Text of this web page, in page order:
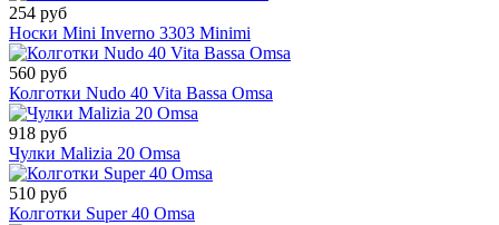
254 руб
Носки Mini Inverno 3303 Minimi
560 руб
Колготки Nudo 40 Vita Bassa Omsa
918 руб
Чулки Malizia 20 Omsa
510 руб
Колготки Super 40 Omsa